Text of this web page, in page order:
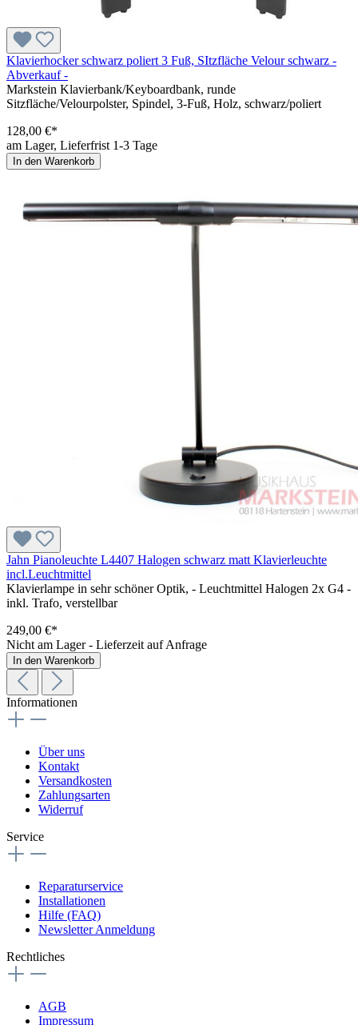
Klavierhocker schwarz poliert 3 Fuß, SItzfläche Velour schwarz -
Abverkauf -
Markstein Klavierbank/Keyboardbank, runde
Sitzfläche/Velourpolster, Spindel, 3-Fuß, Holz, schwarz/poliert
128,00 €*
am Lager, Lieferfrist 1-3 Tage
In den Warenkorb
Jahn Pianoleuchte L4407 Halogen schwarz matt Klavierleuchte
incl.Leuchtmittel
Klavierlampe in sehr schöner Optik, - Leuchtmittel Halogen 2x G4 -
inkl. Trafo, verstellbar
249,00 €*
Nicht am Lager - Lieferzeit auf Anfrage
In den Warenkorb
Informationen
Über uns
Kontakt
Versandkosten
Zahlungsarten
Widerruf
Service
Reparaturservice
Installationen
Hilfe (FAQ)
Newsletter Anmeldung
Rechtliches
AGB
Impressum